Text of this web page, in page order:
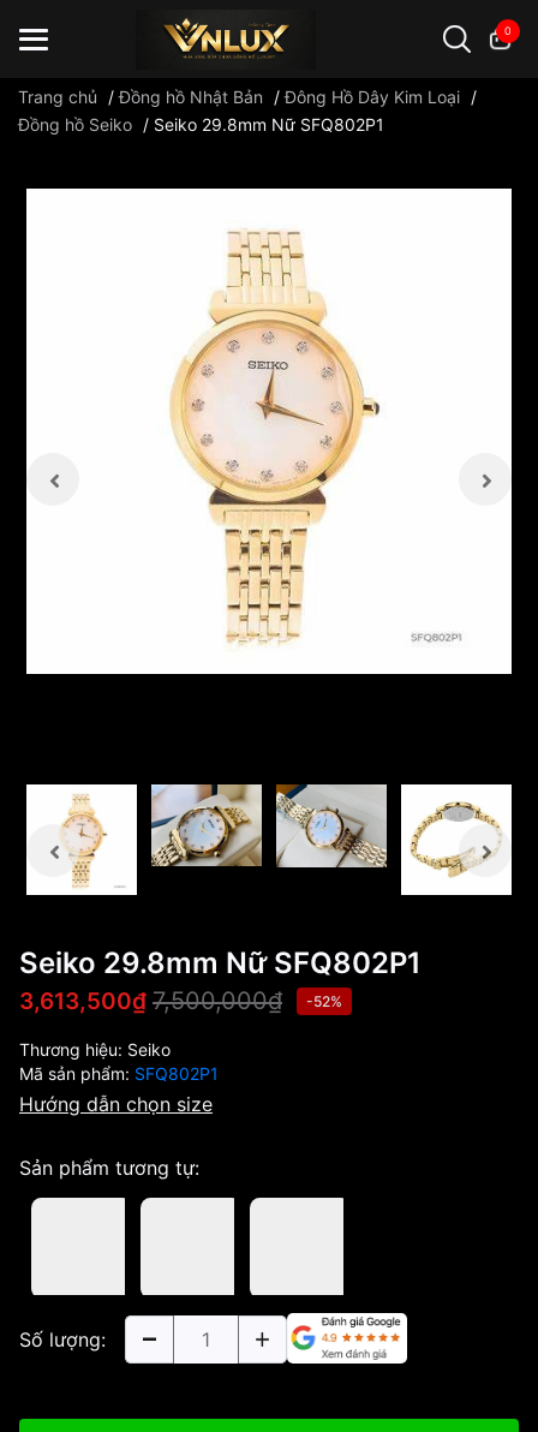
0
Trang chủ /Đồng hồ Nhật Bản /Đông Hồ Dây Kim Loại /
Đồng hồ Seiko / Seiko 29.8mm Nữ SFQ802P1
Seiko 29.8mm Nữ SFQ802P1
3,613,500₫ 7,500,000₫ -52%
Thương hiệu: Seiko
Mã sản phẩm: SFQ802P1
Hướng dẫn chọn size
Sản phẩm tương tự:
Số lượng: